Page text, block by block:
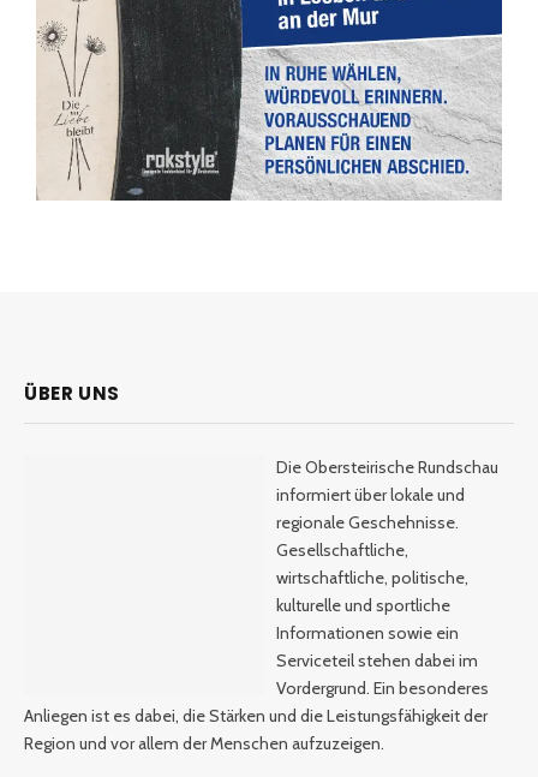
ÜBER UNS
Die Obersteirische Rundschau
informiert über lokale und
regionale Geschehnisse.
Gesellschaftliche,
wirtschaftliche, politische,
kulturelle und sportliche
Informationen sowie ein
Serviceteil stehen dabei im
Vordergrund. Ein besonderes
Anliegen ist es dabei, die Stärken und die Leistungsfähigkeit der
Region und vor allem der Menschen aufzuzeigen.